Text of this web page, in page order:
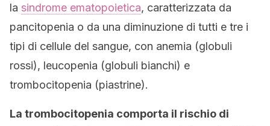
la sindrome ematopoietica, caratterizzata da
pancitopenia o da una diminuzione di tutti e tre i
tipi di cellule del sangue, con anemia (globuli
rossi), leucopenia (globuli bianchi) e
trombocitopenia (piastrine).
La trombocitopenia comporta il rischio di